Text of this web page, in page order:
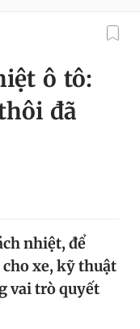
ô tô:
đã
nhiệt, để
xe, kỹ thuật
vai trò quyết